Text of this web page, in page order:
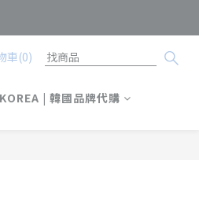
車(0)
KOREA | 韓國品牌代購
立即購買